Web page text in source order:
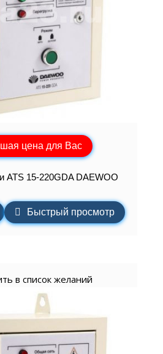
цена для Вас
ATS 15-220GDA DAEWOO
Быстрый просмотр
в список желаний